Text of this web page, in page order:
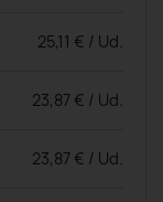
25,11 € / Ud.
23,87 € / Ud.
23,87 € / Ud.